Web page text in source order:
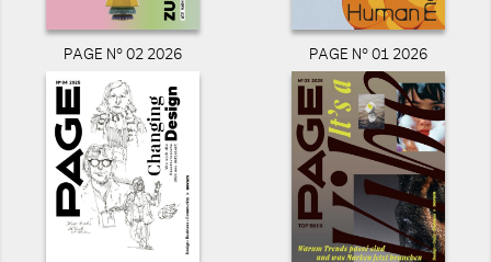
PAGE N° 02 2026 PAGE N° 01 2026